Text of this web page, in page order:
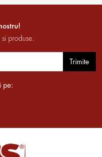
produse.
Trimite
pe: